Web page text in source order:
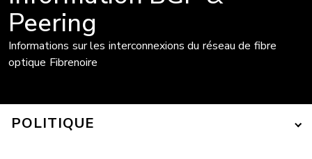
Peering
Informations sur les interconnexions du réseau de fibre
optique Fibrenoire
POLITIQUE